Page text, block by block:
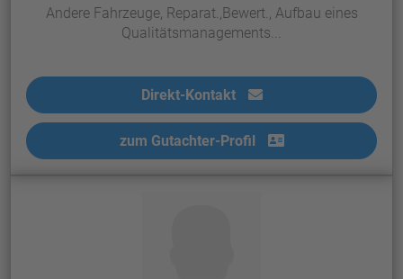
Andere Fahrzeuge, Reparat.,Bewert., Aufbau eines
Qualitätsmanagements...
Direkt-Kontakt
zum Gutachter-Profil